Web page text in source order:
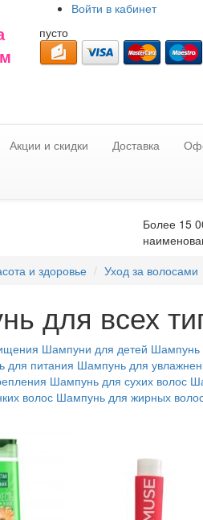
Войти в кабинет
пусто
Акции и скидки Доставка
Более 15
и здоровье Уход за волосами
для всех
Шампуни для детей Шампунь
для питания Шампунь для
Шампунь для сухих волос
волос Шампунь для жирных